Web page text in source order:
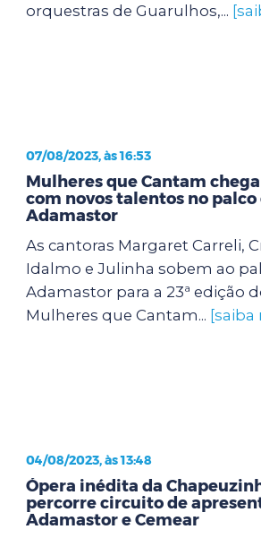
orquestras de Guarulhos,...
07/08/2023, às 16:53
Mulheres que Cantam chega
com novos talentos no palco
Adamastor
As cantoras Margaret Carreli,
Idalmo e Julinha sobem ao
Adamastor para a 23ª edição
Mulheres que Cantam... [saiba
04/08/2023, às 13:48
Ópera inédita da
percorre circuito de
Adamastor e Cemear